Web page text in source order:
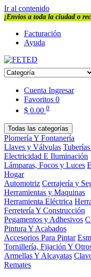
Ir al contenido
¡Envios a toda la ciudad o
Facturación
Ayuda
Cuenta Ingresar
Favoritos 0
$ 0.00 0
Todas las categorías
Plomería Y Fontanería
Llaves y Válvulas
Electricidad E Iluminación
Lámparas, Focos y Luces
Hogar
Automotriz Cerrajería y
Herramientas y Maquinas
Herramienta Eléctrica
Ferretería Y Construcción
Pegamentos y Adhesivos
Pintura Y Acabados
Accesorios Para Pintar
Tornillería, Fijación Y
Armellas Y Alcayatas
Remates